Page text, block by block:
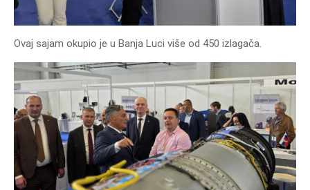
Ovaj sajam okupio je u Banja Luci više od 450 izlagača.